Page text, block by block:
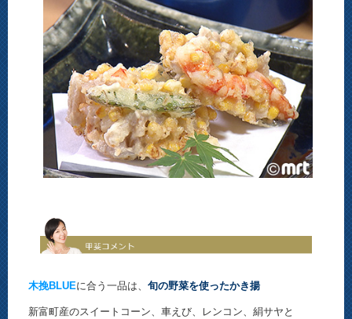
木挽BLUEに合う一品は、旬の野菜を使ったかき揚
新富町産のスイートコーン、車えび、レンコン、絹サヤと